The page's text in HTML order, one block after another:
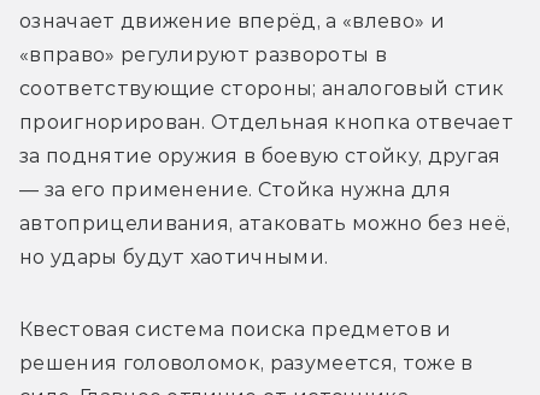
означает движение вперёд, а «влево» и
«вправо» регулируют развороты в
соответствующие стороны; аналоговый стик
проигнорирован. Отдельная кнопка отвечает
за поднятие оружия в боевую стойку, другая
— за его применение. Стойка нужна для
автоприцеливания, атаковать можно без неё,
но удары будут хаотичными.
Квестовая система поиска предметов и
решения головоломок, разумеется, тоже в